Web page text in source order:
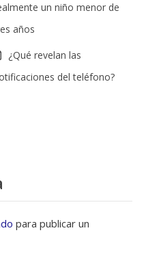
un niño menor de
años
¿Qué revelan las
del teléfono?
para publicar un